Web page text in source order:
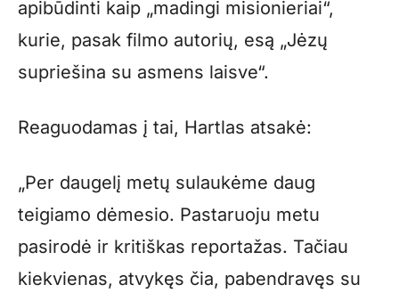
apibūdinti kaip „madingi misionieriai“,
kurie, pasak filmo autorių, esą „Jėzų
supriešina su asmens laisve“.
Reaguodamas į tai, Hartlas atsakė:
„Per daugelį metų sulaukėme daug
teigiamo dėmesio. Pastaruoju metu
pasirodė ir kritiškas reportažas. Tačiau
kiekvienas, atvykęs čia, pabendravęs su